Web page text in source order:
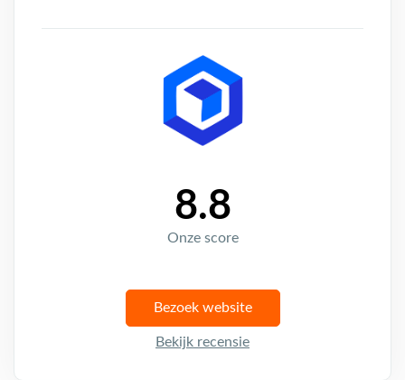
8.8
Onze score
Bezoek website
Bekijk recensie